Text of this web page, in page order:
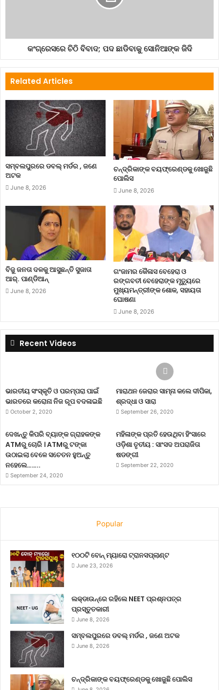
କଂଗ୍ରେସରେ ଚିଠି ବିବାଦ; ପଦ ଛାଡିବାକୁ ସୋନିଆଙ୍କ ଜିଦି
Related Articles
ସମ୍ବଲପୁରରେ ଡବଲ୍ ମର୍ଡର , ଜଣେ
ଅଟକ
June 8, 2026
ଚନ୍ଦ୍ରିକାଙ୍କ ବୟଫ୍ରେଣ୍ଡକୁ ଖୋଜୁଛି
ପୋଲିସ
June 8, 2026
ବିଜୁ ଜନତା ଦଳକୁ ଆସୁଛନ୍ତି ସୁଜାତା
ଆର୍‌. ପାଣ୍ଡିଆନ୍
June 8, 2026
ଗଂଜାମର କୈଳାସ ବେହେରା ଓ
ରଙ୍ଗବତୀ ବେହେରାଙ୍କ ମୃତ୍ୟୁରେ
ମୁଖ୍ୟମନ୍ତ୍ରୀଙ୍କ ଶୋକ, ସହାୟତା
ଘୋଷଣା
June 8, 2026
Recent Videos
ଭାରତୀୟ ସଂସ୍କୃତି ଓ ପରମ୍ପରା ପାଇଁ
ଭାରତରେ କରୋନା ନିଜ ରୂପ ବଦଳାଇଛି
October 2, 2020
ମାରାଥନ ଜେରାର ସାମ୍ନା କଲେ ଦୀପିକା,
ଶ୍ରଦ୍ଧା ଓ ସାରା
September 26, 2020
ଦେଖନ୍ତୁ କିପରି ବ୍ୟାଙ୍କ ଗ୍ରାହକଙ୍କ
ATMରୁ ଚୋରି । ATMରୁ ଟଙ୍କା
ଉଠାଇଲା ବେଳେ ସଚେତନ ହୁଅନ୍ତୁ
ନହେଲେ……..
September 24, 2020
ମହିଳାଙ୍କ ପ୍ରତି ହେଉଥିବା ହିଂସାରେ
ଓଡ଼ିଶା ତୃତୀୟ : ସାଂସଦ ଅପରାଜିତା
ଷଡଙ୍ଗୀ
September 22, 2020
Popular
୧୦୦ଟି ବୋନ୍ ମ୍ୟାରୋ ଟ୍ରାନସପ୍ଲାଣ୍ଟ
June 23, 2026
ଲକ୍‌ଡାଉନ୍‌ରେ ରହିଲେ NEET ପ୍ରଶ୍ନପତ୍ର
ପ୍ରସ୍ତୁତକାରୀ
June 8, 2026
ସମ୍ବଲପୁରରେ ଡବଲ୍ ମର୍ଡର , ଜଣେ ଅଟକ
June 8, 2026
ଚନ୍ଦ୍ରିକାଙ୍କ ବୟଫ୍ରେଣ୍ଡକୁ ଖୋଜୁଛି ପୋଲିସ